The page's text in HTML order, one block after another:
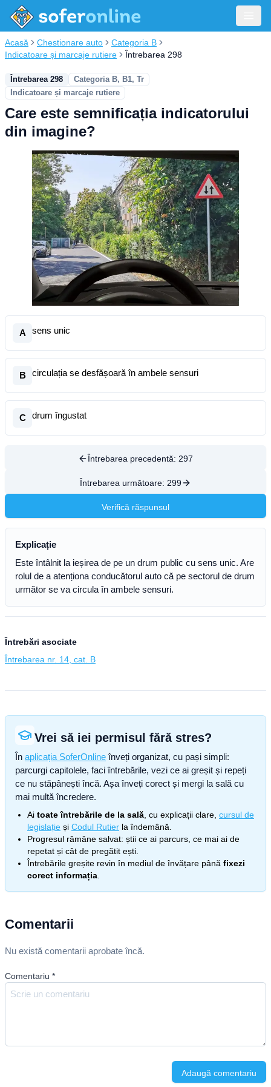
Acasă Chestionare auto
Categoria B
Indicatoare și marcaje rutiere
Întrebarea 298
Întrebarea 298
Categoria B, B1, Tr
Indicatoare și marcaje rutiere
Care este semnificația indicatorului
din imagine?
A sens unic
B circulația se desfășoară în ambele sensuri
C drum îngustat
Întrebarea precedentă: 297
Întrebarea următoare: 299
Verifică răspunsul
Explicație
Este întâlnit la ieșirea de pe un drum public cu sens unic. Are
rolul de a atenționa conducătorul auto că pe sectorul de drum
următor se va circula în ambele sensuri.
Întrebări asociate
Întrebarea nr. 14, cat. B
Vrei să iei permisul fără stres?
În aplicația SoferOnline înveți organizat, cu pași simpli:
parcurgi capitolele, faci întrebările, vezi ce ai greșit și repeți
ce nu stăpânești încă. Așa înveți corect și mergi la sală cu
mai multă încredere.
Ai toate întrebările de la sală , cu explicații clare, cursul de
legislație și Codul Rutier la îndemână.
Progresul rămâne salvat: știi ce ai parcurs, ce mai ai de
repetat și cât de pregătit ești.
Întrebările greșite revin în mediul de învățare până fixezi
corect informația
Comentarii
Nu există comentarii aprobate încă.
Comentariu *
Adaugă comentariu